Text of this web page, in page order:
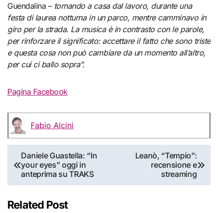
Guendalina –tornando a casa dal lavoro, durante una
festa di laurea notturna in un parco, mentre camminavo in
giro per la strada. La musica è in contrasto con le parole,
per rinforzare il significato: accettare il fatto che sono triste
e questa cosa non può cambiare da un momento all’altro,
per cui ci ballo sopra”.
Pagina Facebook
Fabio Alcini
Navigazione
articoli
Daniele Guastella: “In
your eyes” oggi in
anteprima su TRAKS
Leanò, “Tempio”:
recensione e
streaming
Related Post